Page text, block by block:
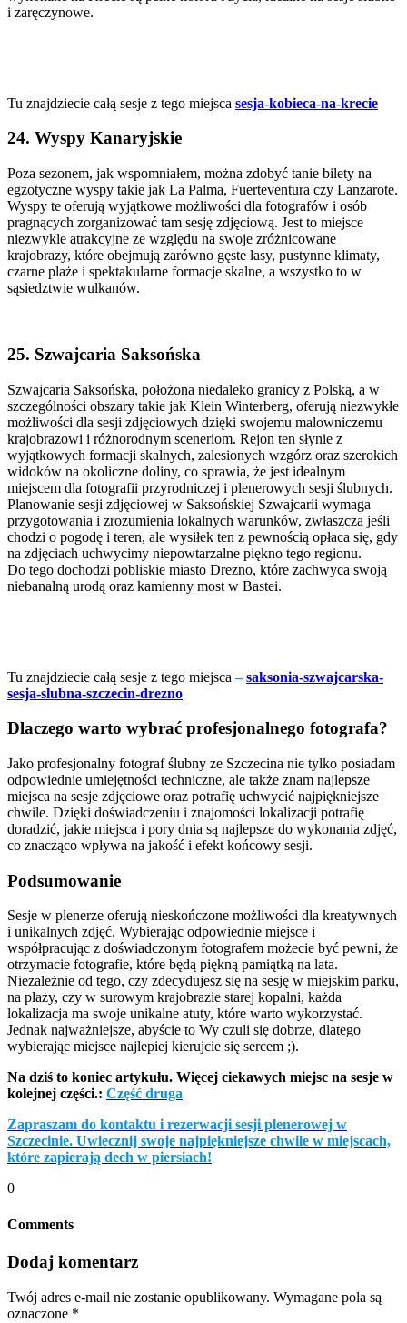
i zaręczynowe.
Tu znajdziecie całą sesje z tego miejsca sesja-kobieca-na-krecie
24. Wyspy Kanaryjskie
Poza sezonem, jak wspomniałem, można zdobyć tanie bilety na
egzotyczne wyspy takie jak La Palma, Fuerteventura czy Lanzarote.
Wyspy te oferują wyjątkowe możliwości dla fotografów i osób
pragnących zorganizować tam sesję zdjęciową. Jest to miejsce
niezwykle atrakcyjne ze względu na swoje zróżnicowane
krajobrazy, które obejmują zarówno gęste lasy, pustynne klimaty,
czarne plaże i spektakularne formacje skalne, a wszystko to w
sąsiedztwie wulkanów.
25. Szwajcaria Saksońska
Szwajcaria Saksońska, położona niedaleko granicy z Polską, a w
szczególności obszary takie jak Klein Winterberg, oferują niezwykłe
możliwości dla sesji zdjęciowych dzięki swojemu malowniczemu
krajobrazowi i różnorodnym sceneriom. Rejon ten słynie z
wyjątkowych formacji skalnych, zalesionych wzgórz oraz szerokich
widoków na okoliczne doliny, co sprawia, że jest idealnym
miejscem dla fotografii przyrodniczej i plenerowych sesji ślubnych.
Planowanie sesji zdjęciowej w Saksońskiej Szwajcarii wymaga
przygotowania i zrozumienia lokalnych warunków, zwłaszcza jeśli
chodzi o pogodę i teren, ale wysiłek ten z pewnością opłaca się, gdy
na zdjęciach uchwycimy niepowtarzalne piękno tego regionu.
Do tego dochodzi pobliskie miasto Drezno, które zachwyca swoją
niebanalną urodą oraz kamienny most w Bastei.
Tu znajdziecie całą sesje z tego miejsca–saksonia-szwajcarska-
sesja-slubna-szczecin-drezno
Dlaczego warto wybrać profesjonalnego fotografa?
Jako profesjonalny fotograf ślubny ze Szczecina nie tylko posiadam
odpowiednie umiejętności techniczne, ale także znam najlepsze
miejsca na sesje zdjęciowe oraz potrafię uchwycić najpiękniejsze
chwile. Dzięki doświadczeniu i znajomości lokalizacji potrafię
doradzić, jakie miejsca i pory dnia są najlepsze do wykonania zdjęć,
co znacząco wpływa na jakość i efekt końcowy sesji.
Podsumowanie
Sesje w plenerze oferują nieskończone możliwości dla kreatywnych
i unikalnych zdjęć. Wybierając odpowiednie miejsce i
współpracując z doświadczonym fotografem możecie być pewni, że
otrzymacie fotografie, które będą piękną pamiątką na lata.
Niezależnie od tego, czy zdecydujesz się na sesję w miejskim parku,
na plaży, czy w surowym krajobrazie starej kopalni, każda
lokalizacja ma swoje unikalne atuty, które warto wykorzystać.
Jednak najważniejsze, abyście to Wy czuli się dobrze, dlatego
wybierając miejsce najlepiej kierujcie się sercem ;).
Na dziś to koniec artykułu. Więcej ciekawych miejsc na sesje w
kolejnej części.: Część druga
Zapraszam do kontaktu i rezerwacji sesji plenerowej w
Szczecinie. Uwiecznij swoje najpiękniejsze chwile w miejscach,
które zapierają dech w piersiach!
0
Comments
Dodaj komentarz
Twój adres e-mail nie zostanie opublikowany. Wymagane pola są
oznaczone *